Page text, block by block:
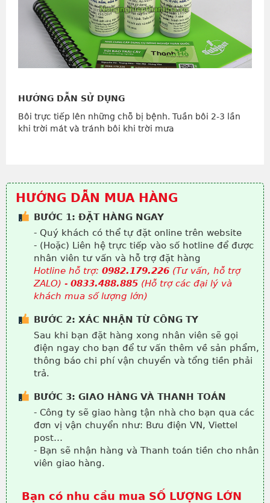
HƯỚNG DẪN SỬ DỤNG
Bôi trực tiếp lên những chỗ bị bệnh. Tuần bôi 2-3 lần
khi trời mát và tránh bôi khi trời mưa
HƯỚNG DẪN MUA HÀNG
BƯỚC 1: ĐẶT HÀNG NGAY
- Quý khách có thể tự đặt online trên website
- (Hoặc) Liên hệ trực tiếp vào số hotline để được
nhân viên tư vấn và hỗ trợ đặt hàng
Hotline hỗ trợ: 0982.179.226 (Tư vấn, hỗ trợ
ZALO) - 0833.488.885 (Hỗ trợ các đại lý và
khách mua số lượng lớn)
BƯỚC 2: XÁC NHẬN TỪ CÔNG TY
Sau khi bạn đặt hàng xong nhân viên sẽ gọi
điện ngay cho bạn để tư vấn thêm về sản phẩm,
thông báo chi phí vận chuyển và tổng tiền phải
trả.
BƯỚC 3: GIAO HÀNG VÀ THANH TOÁN
- Công ty sẽ giao hàng tận nhà cho bạn qua các
đơn vị vận chuyển như: Bưu điện VN, Viettel
post…
- Bạn sẽ nhận hàng và Thanh toán tiền cho nhân
viên giao hàng.
Bạn có nhu cầu mua SỐ LƯỢNG LỚN